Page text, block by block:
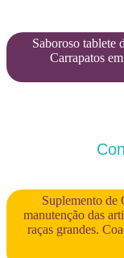
Saboroso tablete
Carrapatos
Suplemento de
manutenção das
raças grandes.